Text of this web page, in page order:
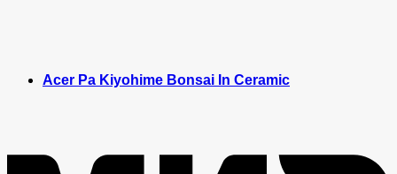
Acer Pa Kiyohime Bonsai In Ceramic